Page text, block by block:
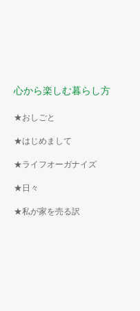
心から楽しむ暮らし方
★おしごと
★はじめまして
★ライフオーガナイズ
★日々
★私が家を売る訳